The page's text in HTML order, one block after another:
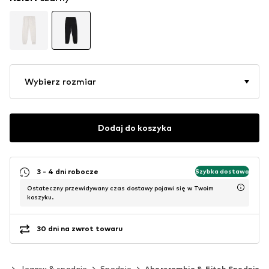
Wybierz rozmiar
Dodaj do koszyka
3 - 4 dni robocze Szybka dostawa
Ostateczny przewidywany czas dostawy pojawi się w Twoim
koszyku.
30 dni na zwrot towaru